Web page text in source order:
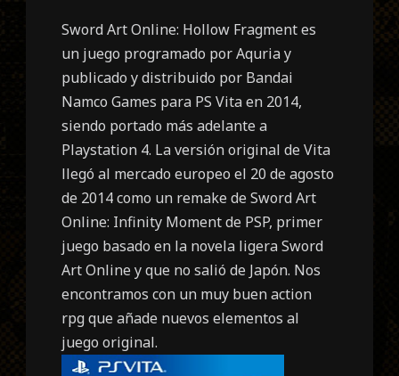
Sword Art Online: Hollow Fragment es
un juego programado por Aquria y
publicado y distribuido por Bandai
Namco Games para PS Vita en 2014,
siendo portado más adelante a
Playstation 4. La versión original de Vita
llegó al mercado europeo el 20 de agosto
de 2014 como un remake de Sword Art
Online: Infinity Moment de PSP, primer
juego basado en la novela ligera Sword
Art Online y que no salió de Japón. Nos
encontramos con un muy buen action
rpg que añade nuevos elementos al
juego original.